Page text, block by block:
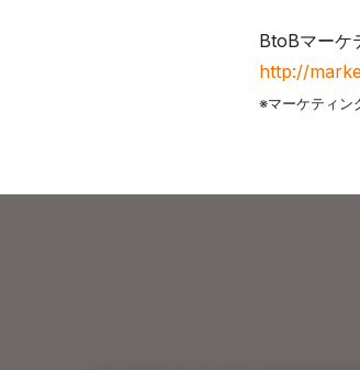
BtoBマーケ
http://
※マーケティン